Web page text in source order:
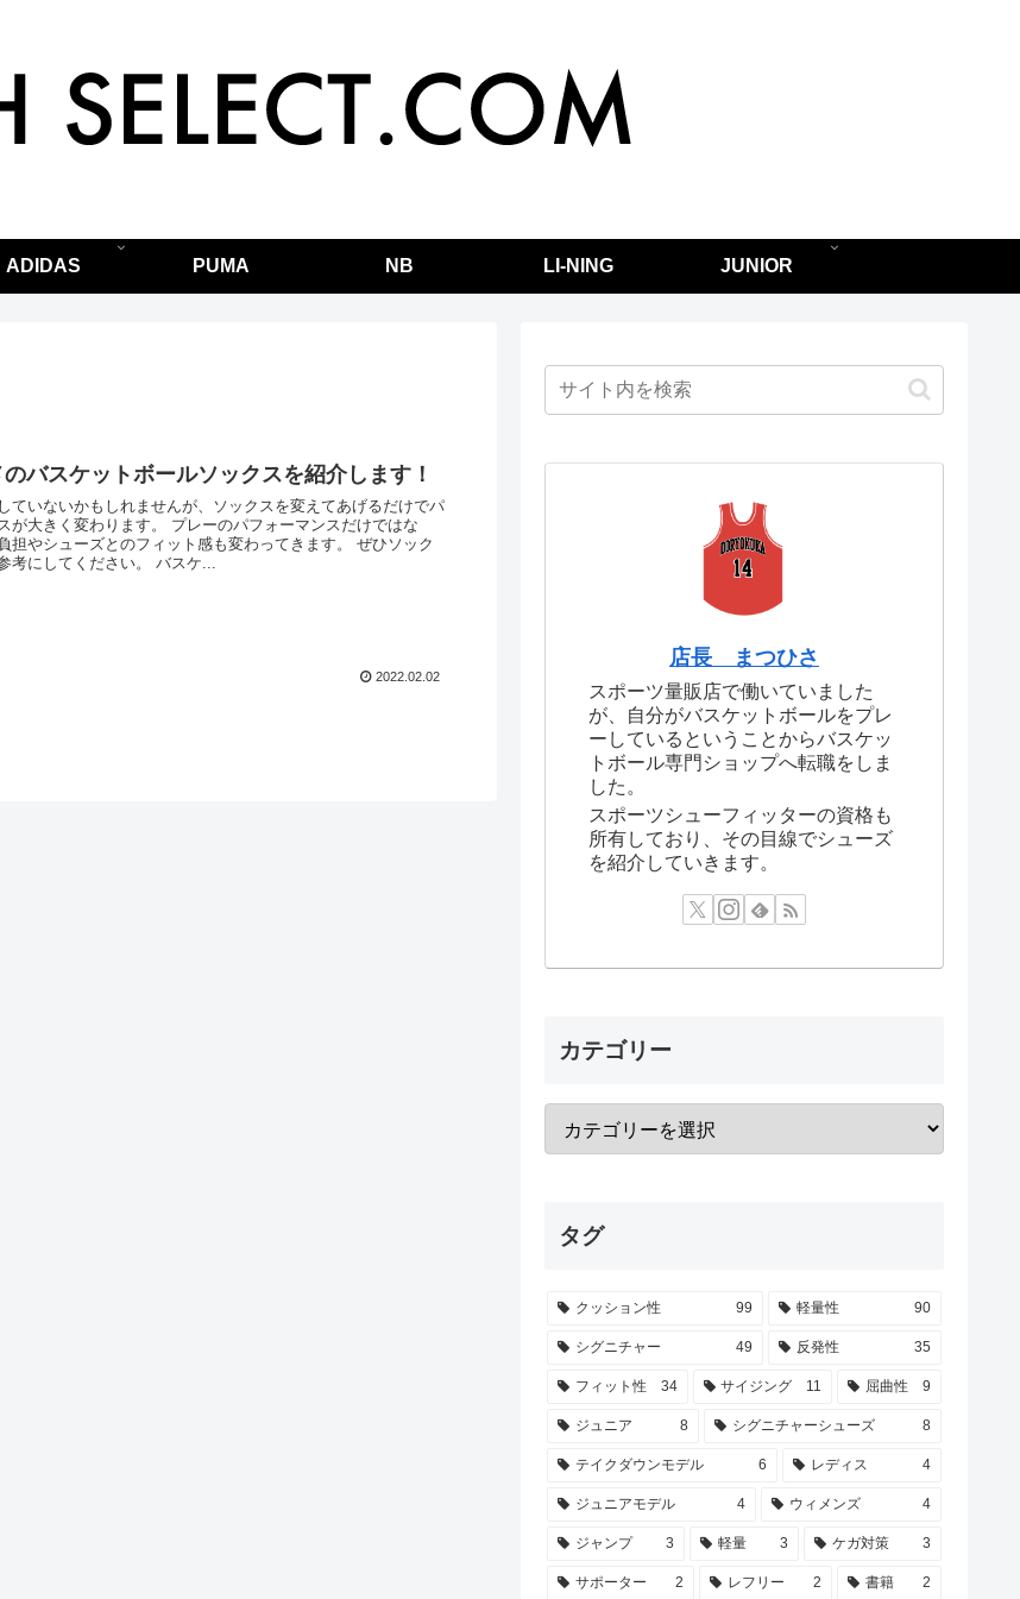
ADIDAS PUMA NB LI-NING JUNIOR
バスケットボールソックスを紹介します！
ていないかもしれませんが、ソックスを変えてあげるだけでパ
が大きく変わります。 プレーのパフォーマンスだけではな
担やシューズとのフィット感も変わってきます。 ぜひソック
考にしてください。 バスケ...
2022.02.02
店長 まつひさ
スポーツ量販店で働いていました
が、自分がバスケットボールをプレ
ーしているということからバスケッ
トボール専門ショップへ転職をしま
した。
スポーツシューフィッターの資格も
所有しており、その目線でシューズ
を紹介していきます。
カテゴリー
タグ
クッション性 99 軽量性 90
シグニチャー 49 反発性 35
フィット性 34 サイジング 11 屈曲性 9
ジュニア 8 シグニチャーシューズ 8
テイクダウンモデル 6 レディス 4
ジュニアモデル 4 ウィメンズ 4
ジャンプ 3 軽量 3 ケガ対策 3
サポーター 2 レフリー 2 書籍 2